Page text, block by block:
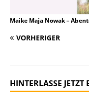
Maike Maja Nowak –
VORHERIGER
HINTERLASSE